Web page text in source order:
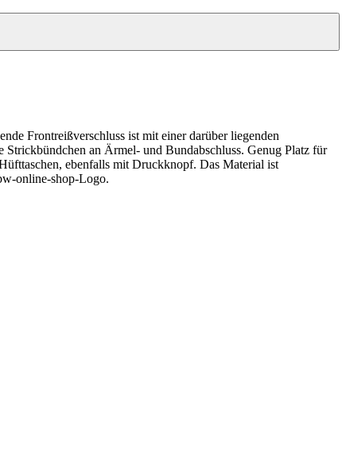
Frontreißverschluss ist mit einer darüber liegenden
an Ärmel- und Bundabschluss. Genug Platz für
ebenfalls mit Druckknopf. Das Material ist
online-shop-Logo.